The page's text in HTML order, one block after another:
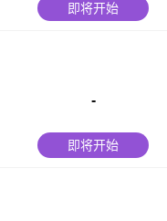
即将开始
-
即将开始